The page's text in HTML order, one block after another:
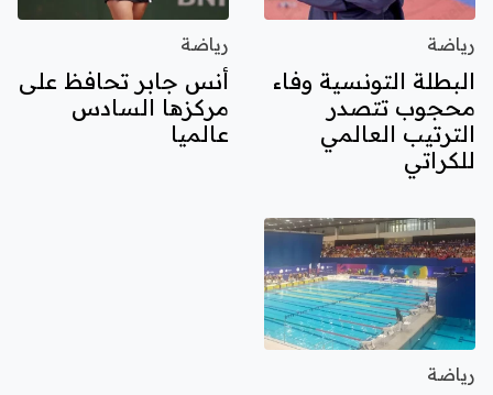
رياضة
البطلة التونسية وفاء
محجوب تتصدر
الترتيب العالمي
للكراتي
رياضة
أنس جابر تحافظ على
مركزها السادس
عالميا
رياضة